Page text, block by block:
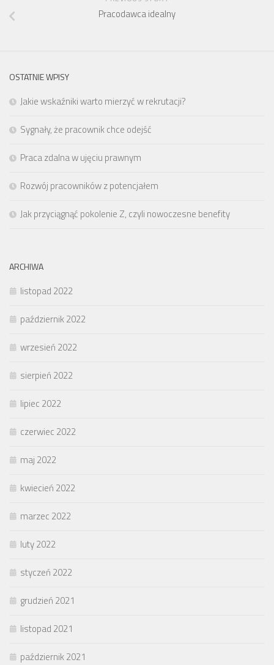
Pracodawca idealny
OSTATNIE WPISY
Jakie wskaźniki warto mierzyć w rekrutacji?
Sygnały, że pracownik chce odejść
Praca zdalna w ujęciu prawnym
Rozwój pracowników z potencjałem
Jak przyciągnąć pokolenie Z, czyli nowoczesne benefity
ARCHIWA
listopad 2022
październik 2022
wrzesień 2022
sierpień 2022
lipiec 2022
czerwiec 2022
maj 2022
kwiecień 2022
marzec 2022
luty 2022
styczeń 2022
grudzień 2021
listopad 2021
październik 2021